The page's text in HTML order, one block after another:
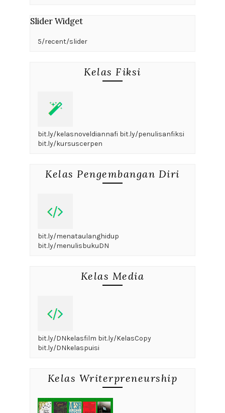
Slider Widget
5/recent/slider
Kelas Fiksi
bit.ly/kelasnoveldiannafi bit.ly/penulisanfiksi
bit.ly/kursuscerpen
Kelas Pengembangan Diri
bit.ly/menataulanghidup
bit.ly/menulisbukuDN
Kelas Media
bit.ly/DNkelasfilm bit.ly/KelasCopy
bit.ly/DNkelaspuisi
Kelas Writerpreneurship